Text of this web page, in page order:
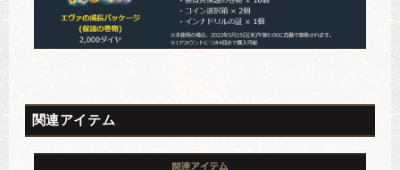
関連アイテム